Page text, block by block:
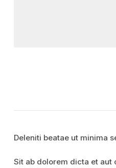
Deleniti beatae ut minima
Sit ab dolorem dicta et aut